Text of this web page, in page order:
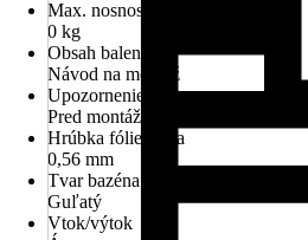
Max. nosnosť schodíkov
0 kg
Obsah balenia
Návod na montáž
Upozornenie
Pred montážou si prosím dôkladne
Hrúbka fólie stena
0,56 mm
Tvar bazéna
Guľatý
Vtok/výtok